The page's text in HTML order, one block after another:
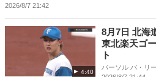
2026/8/7 21:42
4:40
8月7日 北海
東北楽天ゴ
ト
パーソル パ・リ